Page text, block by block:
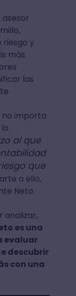
asesor
riesgo y
más
las
no importa
al que
que
a ello,
Neto.
analizar,
es una
evaluar
descubrir
con una